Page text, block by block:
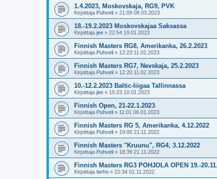
1.4.2023, Moskovskaja, RG9, PVK
Kirjoittaja Puhveli » 21:09 08.03.2023
18.-19.2.2023 Moskovskajaa Saksassa
Kirjoittaja jee » 22:54 19.01.2023
Finnish Masters RG8, Amerikanka, 26.2.2023
Kirjoittaja Puhveli » 12:23 11.02.2023
Finnish Masters RG7, Nevskaja, 25.2.2023
Kirjoittaja Puhveli » 12:20 11.02.2023
10.-12.2.2023 Baltic-liigaa Tallinnassa
Kirjoittaja jee » 15:23 10.01.2023
Finnish Open, 21-22.1.2023
Kirjoittaja Puhveli » 11:01 06.01.2023
Finnish Masters RG 5, Amerikanka, 4.12.2022
Kirjoittaja Puhveli » 19:00 21.11.2022
Finnish Masters "Kruunu", RG4, 3.12.2022
Kirjoittaja Puhveli » 18:39 21.11.2022
Finnish Masters RG3 POHJOLA OPEN 19.-
Kirjoittaja terho » 22:34 02.11.2022